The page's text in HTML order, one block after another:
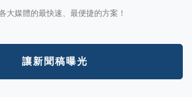
大媒體的最快速、最便捷的方案！
讓新聞稿曝光